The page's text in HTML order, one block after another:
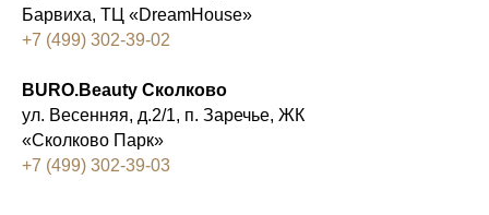
Барвиха, ТЦ «DreamHouse»
+7 (499) 302-39-02
BURO.Beauty Сколково
ул. Весенняя, д.2/1, п. Заречье, ЖК
«Сколково Парк»
+7 (499) 302-39-03